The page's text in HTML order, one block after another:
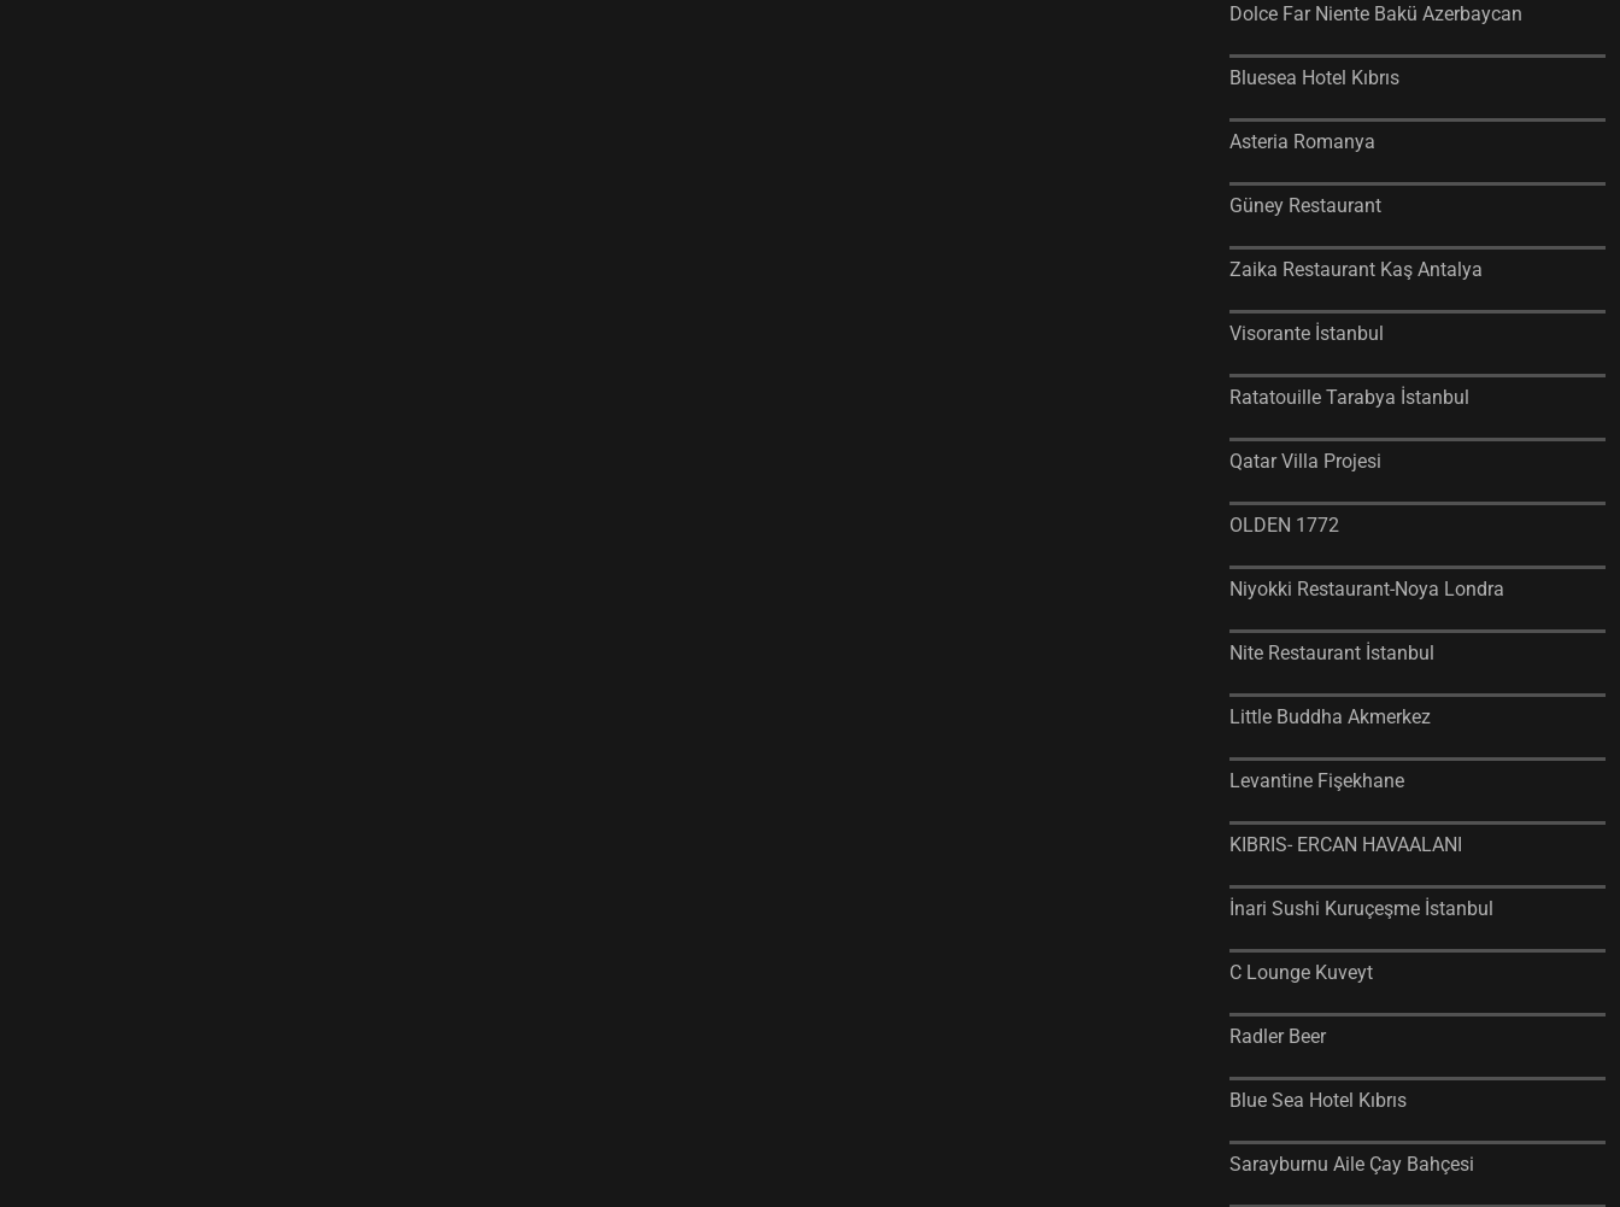
Dolce Far Niente Bakü Azerbaycan
Bluesea Hotel Kıbrıs
Asteria Romanya
Güney Restaurant
Zaika Restaurant Kaş Antalya
Visorante İstanbul
Ratatouille Tarabya İstanbul
Qatar Villa Projesi
OLDEN 1772
Niyokki Restaurant-Noya Londra
Nite Restaurant İstanbul
Little Buddha Akmerkez
Levantine Fişekhane
KIBRIS- ERCAN HAVAALANI
İnari Sushi Kuruçeşme İstanbul
C Lounge Kuveyt
Radler Beer
Blue Sea Hotel Kıbrıs
Sarayburnu Aile Çay Bahçesi